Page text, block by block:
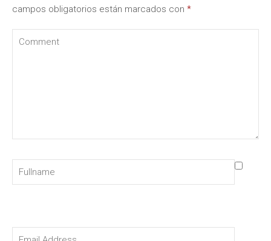
campos obligatorios están marcados con *